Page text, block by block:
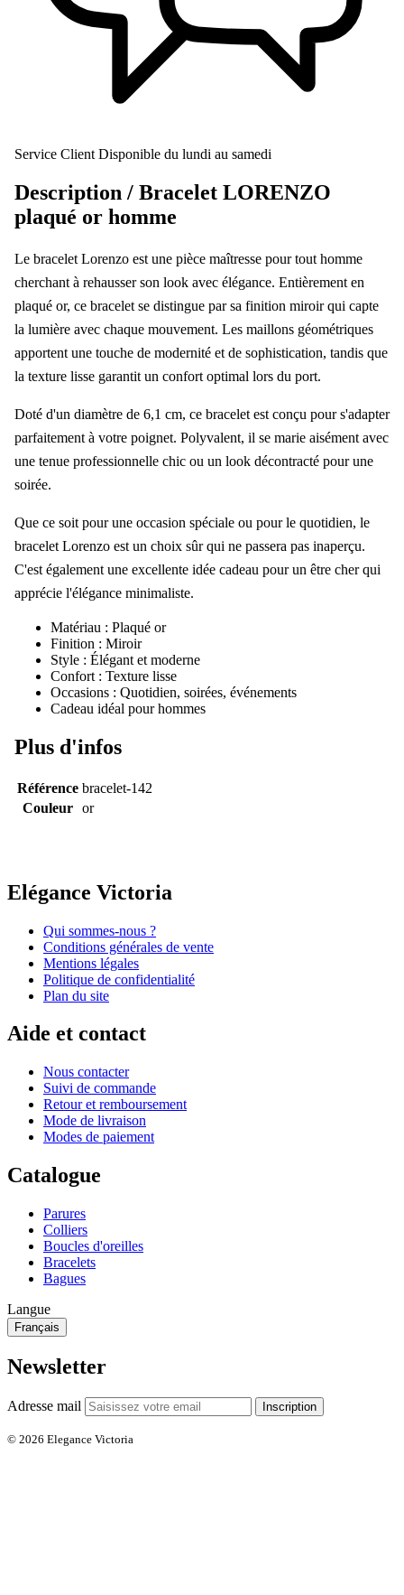
Service Client Disponible du lundi au samedi
Description / Bracelet LORENZO
plaqué or homme
Le bracelet Lorenzo est une pièce maîtresse pour tout homme
cherchant à rehausser son look avec élégance. Entièrement en
plaqué or, ce bracelet se distingue par sa finition miroir qui capte
la lumière avec chaque mouvement. Les maillons géométriques
apportent une touche de modernité et de sophistication, tandis que
la texture lisse garantit un confort optimal lors du port.
Doté d'un diamètre de 6,1 cm, ce bracelet est conçu pour s'adapter
parfaitement à votre poignet. Polyvalent, il se marie aisément avec
une tenue professionnelle chic ou un look décontracté pour une
soirée.
Que ce soit pour une occasion spéciale ou pour le quotidien, le
bracelet Lorenzo est un choix sûr qui ne passera pas inaperçu.
C'est également une excellente idée cadeau pour un être cher qui
apprécie l'élégance minimaliste.
Matériau : Plaqué or
Finition : Miroir
Style : Élégant et moderne
Confort : Texture lisse
Occasions : Quotidien, soirées, événements
Cadeau idéal pour hommes
Plus d'infos
Référence bracelet-142
Couleur or
Elégance Victoria
Qui sommes-nous ?
Conditions générales de vente
Mentions légales
Politique de confidentialité
Plan du site
Aide et contact
Nous contacter
Suivi de commande
Retour et remboursement
Mode de livraison
Modes de paiement
Catalogue
Parures
Colliers
Boucles d'oreilles
Bracelets
Bagues
Langue
Français
Newsletter
Adresse mail Inscription
© 2026 Elegance Victoria